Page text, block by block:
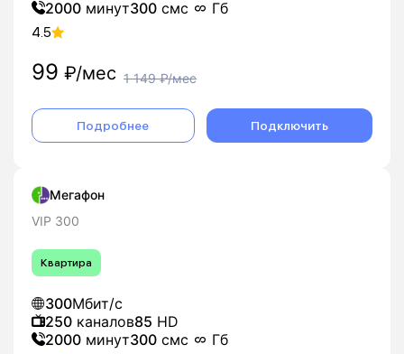
2000 минут300 смс Гб
4.5
99 ₽/мес 1 149₽/мес
Подробнее Подключить
Мегафон
VIP 300
Квартира
300Мбит/с
250 каналов85 HD
2000 минут300 смс Гб